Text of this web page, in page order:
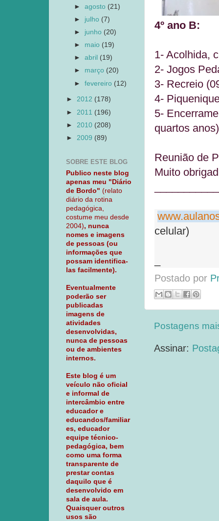
4º ano B:
1- Acolhida,
2- Jogos
3- Recreio
4-
5-
quartos
Reunião de
Muito
celular)
Postado por
Postagens
Assinar:
►agosto (21)
► julho (7)
► junho (20)
► maio (19)
►abril (19)
► março (20)
►fevereiro (12)
► 2012 (178)
► 2011 (196)
► 2010 (208)
► 2009 (89)
SOBRE ESTE BLOG
Publico neste blog
apenas meu "Diário
de Bordo" (relato
diário da rotina
pedagógica,
costume meu desde
2004), nunca
nomes e imagens
de pessoas (ou
informações que
possam identifica-
las facilmente).
Eventualmente
poderão ser
publicadas
imagens de
atividades
desenvolvidas,
nunca de pessoas
ou de ambientes
internos.
Este blog é um
veículo não oficial
e informal de
intercâmbio entre
educador e
educandos/familiar
es, educador
equipe técnico-
pedagógica, bem
como uma forma
transparente de
prestar contas
daquilo que é
desenvolvido em
sala de aula.
Quaisquer outros
usos são